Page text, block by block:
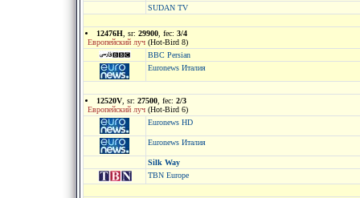
SUDAN TV
12476H , sr: 29900 , fec: 3/4
Европейский луч (Hot-Bird 8)
BBC Persian
Euronews Италия
12520V , sr: 27500 , fec: 2/3
Европейский луч (Hot-Bird 6)
Euronews HD
Euronews Италия
Silk Way
TBN Europe